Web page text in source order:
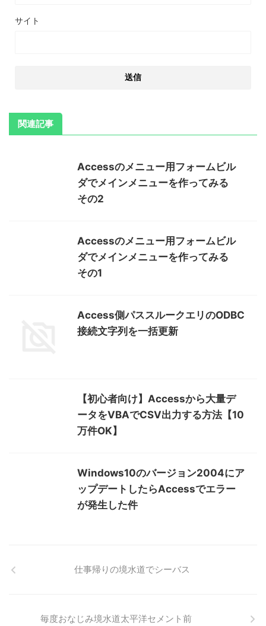
サイト
関連記事
Accessのメニュー用フォームビル
ダでメインメニューを作ってみる
その2
Accessのメニュー用フォームビル
ダでメインメニューを作ってみる
その1
Access側パススルークエリのODBC
接続文字列を一括更新
【初心者向け】Accessから大量デ
ータをVBAでCSV出力する方法【10
万件OK】
Windows10のバージョン2004にア
ップデートしたらAccessでエラー
が発生した件
仕事帰りの境水道でシーバス
毎度おなじみ境水道太平洋セメント前